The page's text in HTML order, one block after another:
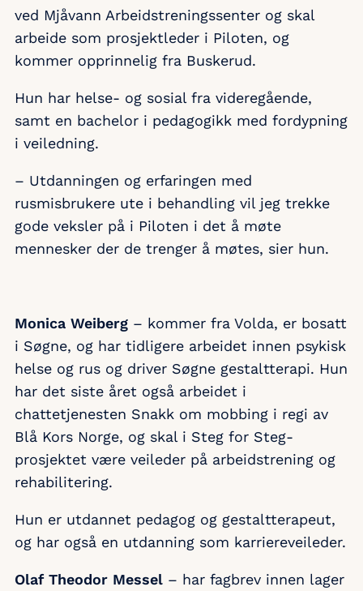
ved Mjåvann Arbeidstreningssenter og skal
arbeide som prosjektleder i Piloten, og
kommer opprinnelig fra Buskerud.
Hun har helse- og sosial fra videregående,
samt en bachelor i pedagogikk med fordypning
i veiledning.
– Utdanningen og erfaringen med
rusmisbrukere ute i behandling vil jeg trekke
gode veksler på i Piloten i det å møte
mennesker der de trenger å møtes, sier hun.
Monica Weiberg – kommer fra Volda, er bosatt
i Søgne, og har tidligere arbeidet innen psykisk
helse og rus og driver Søgne gestaltterapi. Hun
har det siste året også arbeidet i
chattetjenesten Snakk om mobbing i regi av
Blå Kors Norge, og skal i Steg for Steg-
prosjektet være veileder på arbeidstrening og
rehabilitering.
Hun er utdannet pedagog og gestaltterapeut,
og har også en utdanning som karriereveileder.
Olaf Theodor Messel – har fagbrev innen lager